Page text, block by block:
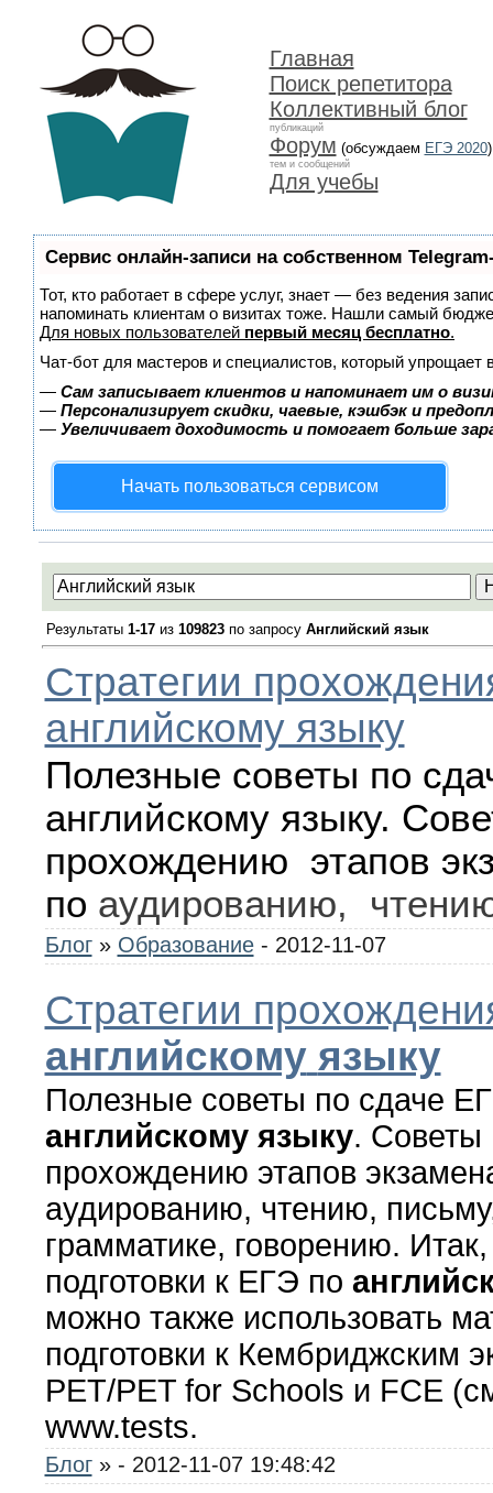
Главная
Поиск репетитора
Коллективный блог
публикаций
Форум (обсуждаем ЕГЭ 2020)
тем и сообщений
Для учебы
Сервис онлайн-записи на собственном
Тот, кто работает в сфере услуг, знает — без ведения
напоминать клиентам о визитах тоже. Нашли самый
Для новых пользователей первый месяц бесплатно.
Чат-бот для мастеров и специалистов, который упрощает
— Сам записывает клиентов и напоминает им о
— Персонализирует скидки, чаевые, кэшбэк и
— Увеличивает доходимость и помогает больше
Начать пользоваться сервисом
Результаты 1-17из 109823по запросу Английский язык
Стратегии
английскому языку
Полезные советы по
английскому языку.
прохождению этапов
по аудированию,
Блог » Образование- 2012-11-07
Стратегии
английскому языку
Полезные советы по сдаче
английскому языку. Советы
прохождению этапов
аудированию, чтению,
грамматике, говорению.
подготовки к ЕГЭ по
можно также использовать
подготовки к Кембриджским
PET/PET for Schools и FCE
www.tests.
Блог » - 2012-11-07 19:48:42